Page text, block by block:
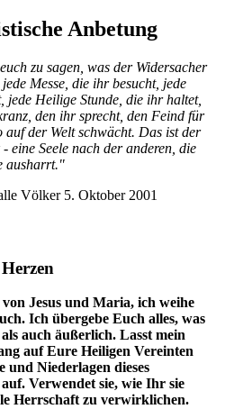
Anbetung
zu sagen, was der Widersacher
Messe, die ihr besucht, jede
Heilige Stunde, die ihr haltet,
den ihr sprecht, den Feind für
der Welt schwächt. Das ist der
eine Seele nach der anderen, die
ausharrt."
Völker 5. Oktober 2001
Jesus und Maria, ich weihe
Ich übergebe Euch alles, was
auch äußerlich. Lasst mein
auf Eure Heiligen Vereinten
und Niederlagen dieses
Verwendet sie, wie Ihr sie
Herrschaft zu verwirklichen.